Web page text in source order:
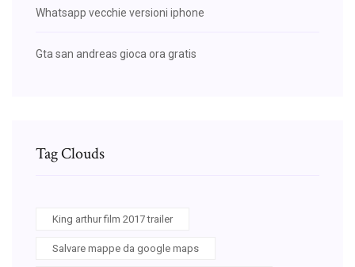
Whatsapp vecchie versioni iphone
Gta san andreas gioca ora gratis
Tag Clouds
King arthur film 2017 trailer
Salvare mappe da google maps